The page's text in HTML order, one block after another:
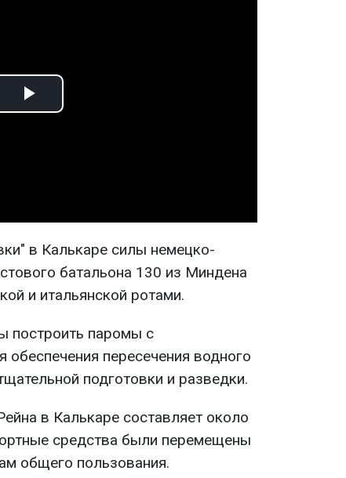
Play
в Калькаре силы немецко-
батальона 130 из Миндена
и итальянской ротами.
построить паромы с
пересечения водного
подготовки и разведки.
в Калькаре составляет около
средства были перемещены
общего пользования.